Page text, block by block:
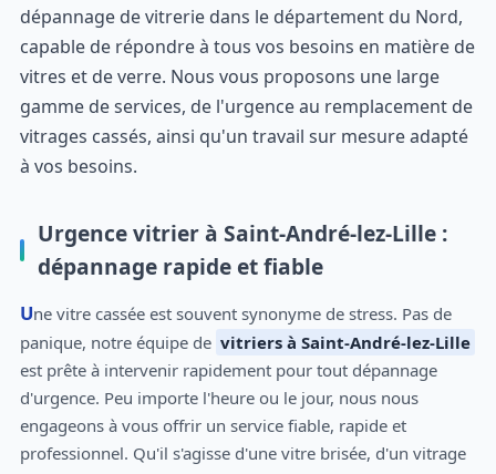
dépannage de vitrerie dans le département du Nord,
capable de répondre à tous vos besoins en matière de
vitres et de verre. Nous vous proposons une large
gamme de services, de l'urgence au remplacement de
vitrages cassés, ainsi qu'un travail sur mesure adapté
à vos besoins.
Urgence vitrier à Saint-André-lez-Lille :
dépannage rapide et fiable
Une vitre cassée est souvent synonyme de stress. Pas de
panique, notre équipe de vitriers à Saint-André-lez-Lille
est prête à intervenir rapidement pour tout dépannage
d'urgence. Peu importe l'heure ou le jour, nous nous
engageons à vous offrir un service fiable, rapide et
professionnel. Qu'il s'agisse d'une vitre brisée, d'un vitrage